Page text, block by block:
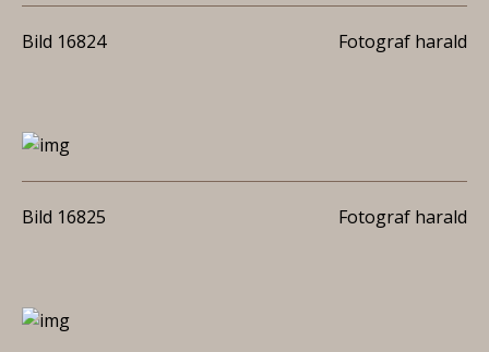
Bild 16824 Fotograf harald
Bild 16825 Fotograf harald